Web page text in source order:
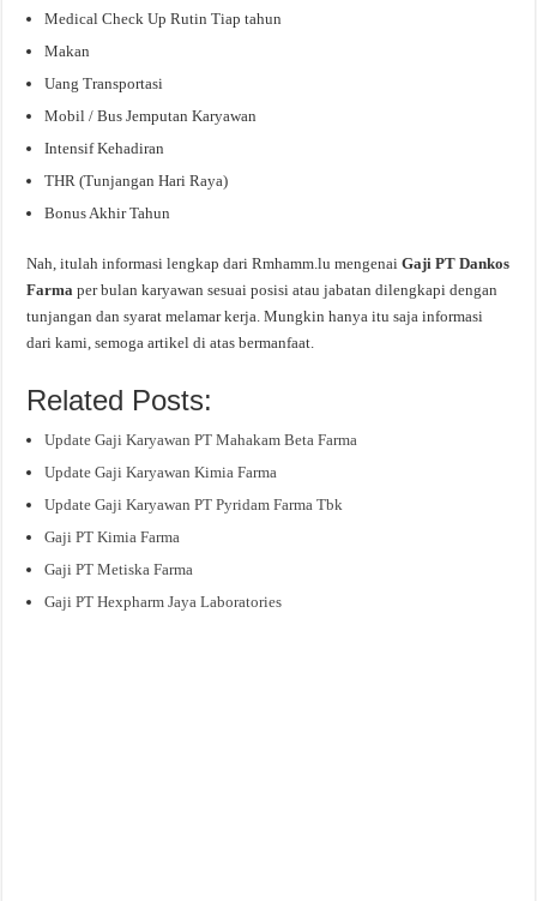
Medical Check Up Rutin Tiap tahun
Makan
Uang Transportasi
Mobil / Bus Jemputan Karyawan
Intensif Kehadiran
THR (Tunjangan Hari Raya)
Bonus Akhir Tahun
Nah, itulah informasi lengkap dari Rmhamm.lu mengenaiGaji PT Dankos
Farmaper bulan karyawan sesuai posisi atau jabatan dilengkapi dengan
tunjangan dan syarat melamar kerja. Mungkin hanya itu saja informasi
dari kami, semoga artikel di atas bermanfaat.
Related Posts:
Update Gaji Karyawan PT Mahakam Beta Farma
Update Gaji Karyawan Kimia Farma
Update Gaji Karyawan PT Pyridam Farma Tbk
Gaji PT Kimia Farma
Gaji PT Metiska Farma
Gaji PT Hexpharm Jaya Laboratories